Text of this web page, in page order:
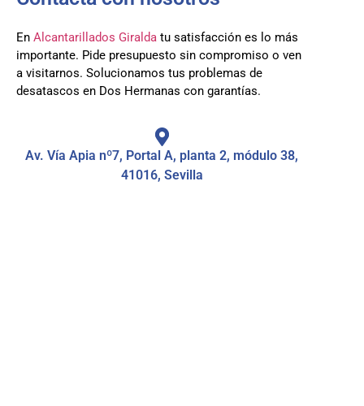
En Alcantarillados Giralda tu satisfacción es lo más
importante. Pide presupuesto sin compromiso o ven
a visitarnos. Solucionamos tus problemas de
desatascos en Dos Hermanas con garantías.
Av. Vía Apia nº7, Portal A, planta 2, módulo 38,
41016, Sevilla